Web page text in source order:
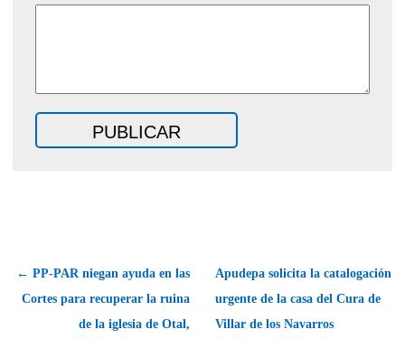
← PP-PAR niegan ayuda en las
Cortes para recuperar la ruina
de la iglesia de Otal,
Apudepa solicita la catalogación
urgente de la casa del Cura de
Villar de los Navarros